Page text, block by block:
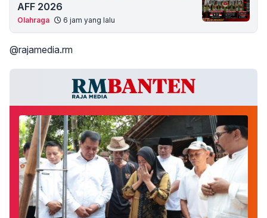
AFF 2026
Olahraga 6 jam yang lalu
@rajamedia.rm